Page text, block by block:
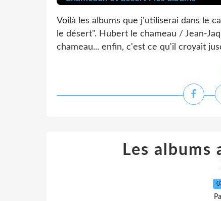
Voilà les albums que j'utiliserai dans le
le désert". Hubert le chameau / Jean-
chameau... enfin, c'est ce qu'il croyait
Les albums